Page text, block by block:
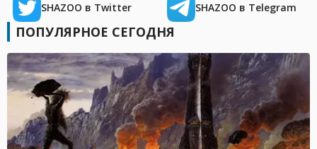
SHAZOO в Twitter SHAZOO в Telegram
ПОПУЛЯРНОЕ СЕГОДНЯ